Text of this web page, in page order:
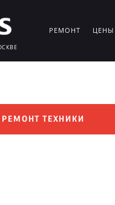
РЕМОНТ
РЕМОНТ ТЕХНИКИ